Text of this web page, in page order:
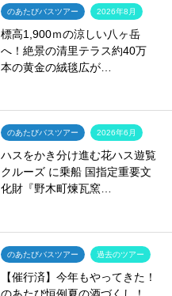
のあたびバスツアー 2026年8月
標高1,900ｍの涼しい八ヶ岳
へ！絶景の清里テラス約40万
本の黄金の絨毯広が…
のあたびバスツアー 2026年6月
ハスをかき分け進む花ハス遊覧
クルーズ に乗船 国指定重要文
化財『野木町煉瓦窯…
のあたびバスツアー 過去のツアー
【催行済】今年もやってきた！
のあたび恒例夏の酒づくし！